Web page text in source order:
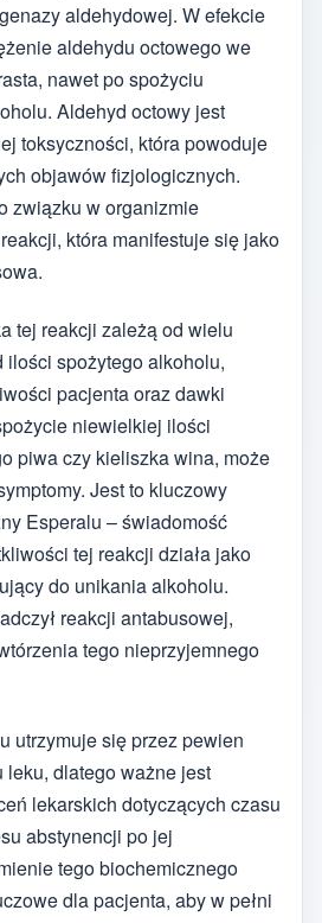
aldehydowej. W efekcie
aldehydu octowego we
nawet po spożyciu
Aldehyd octowy jest
toksyczności, która powoduje
objawów fizjologicznych.
związku w organizmie
która manifestuje się jako
tej reakcji zależą od wielu
ilości spożytego alkoholu,
pacjenta oraz dawki
niewielkiej ilości
piwa czy kieliszka wina, może
Jest to kluczowy
Esperalu – świadomość
tej reakcji działa jako
do unikania alkoholu.
reakcji antabusowej,
tego nieprzyjemnego
utrzymuje się przez pewien
dlatego ważne jest
lekarskich dotyczących czasu
abstynencji po jej
tego biochemicznego
dla pacjenta, aby w pełni